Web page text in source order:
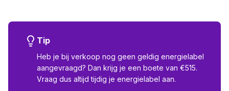
Tip
Heb je bij verkoop nog geen geldig energielabel
aangevraagd? Dan krijg je een boete van €515.
Vraag dus altijd tijdig je energielabel aan.